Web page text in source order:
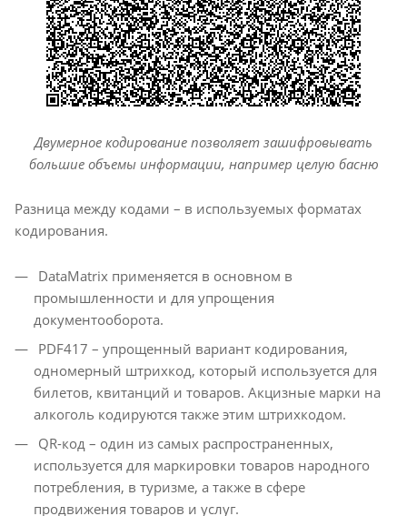
Двумерное кодирование позволяет зашифровывать
большие объемы информации, например целую басню
Разница между кодами – в используемых форматах
кодирования.
DataMatrix применяется в основном в
промышленности и для упрощения
документооборота.
PDF417 – упрощенный вариант кодирования,
одномерный штрихкод, который используется для
билетов, квитанций и товаров. Акцизные марки на
алкоголь кодируются также этим штрихкодом.
QR-код – один из самых распространенных,
используется для маркировки товаров народного
потребления, в туризме, а также в сфере
продвижения товаров и услуг.